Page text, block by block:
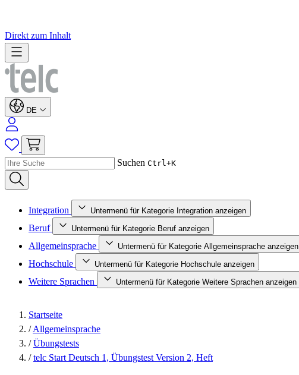
Direkt zum Inhalt
DE
Suchen Ctrl+K
Integration Untermenü für Kategorie Integration anzeigen
Beruf Untermenü für Kategorie Beruf anzeigen
Allgemeinsprache Untermenü für Kategorie Allgemeinsprache anzeigen
Hochschule Untermenü für Kategorie Hochschule anzeigen
Weitere Sprachen Untermenü für Kategorie Weitere Sprachen anzeigen
Startseite
/ Allgemeinsprache
/ Übungstests
/ telc Start Deutsch 1, Übungstest Version 2, Heft